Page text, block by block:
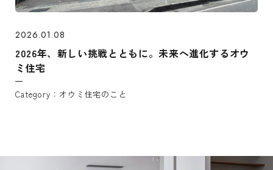
2026.01.08
2026年、新しい挑戦とともに。未来へ進化するオウ
ミ住宅
オウミ住宅のこと